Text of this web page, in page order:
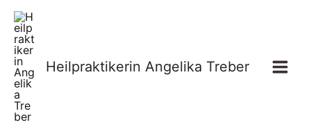
Zum
Inhalt
springen
Heilpraktikerin Angelika Treber